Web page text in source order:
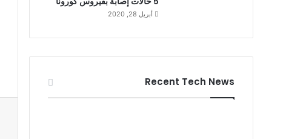
أبريل 28, 2020
Recent Tech News